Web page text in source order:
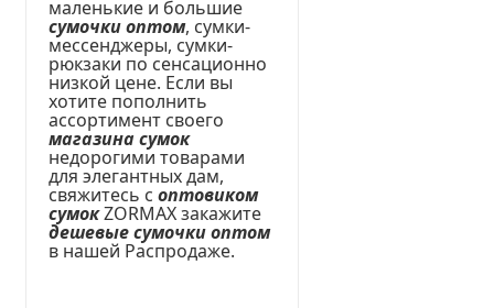
маленькие и большие
сумочки оптом, сумки-
мессенджеры, сумки-
рюкзаки по сенсационно
низкой цене. Если вы
хотите пополнить
ассортимент своего
магазина сумок
недорогими товарами
для элегантных дам,
свяжитесь соптовиком
сумокZORMAX закажите
дешевые сумочки оптом
в нашей Распродаже.